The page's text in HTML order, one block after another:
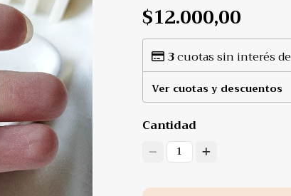
$12.000,00
3cuotas sin interés de
Ver cuotas y descuentos
Cantidad
1